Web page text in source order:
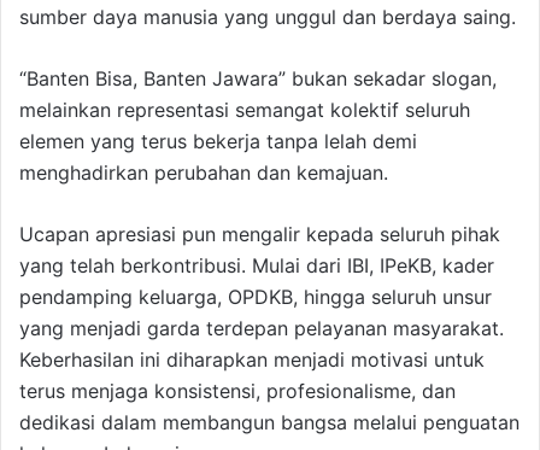
sumber daya manusia yang unggul dan berdaya saing.
“Banten Bisa, Banten Jawara” bukan sekadar slogan,
melainkan representasi semangat kolektif seluruh
elemen yang terus bekerja tanpa lelah demi
menghadirkan perubahan dan kemajuan.
Ucapan apresiasi pun mengalir kepada seluruh pihak
yang telah berkontribusi. Mulai dari IBI, IPeKB, kader
pendamping keluarga, OPDKB, hingga seluruh unsur
yang menjadi garda terdepan pelayanan masyarakat.
Keberhasilan ini diharapkan menjadi motivasi untuk
terus menjaga konsistensi, profesionalisme, dan
dedikasi dalam membangun bangsa melalui penguatan